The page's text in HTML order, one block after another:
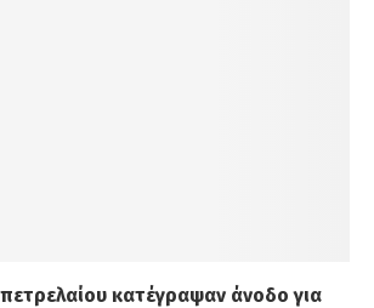
πετρελαίου κατέγραψαν άνοδο για